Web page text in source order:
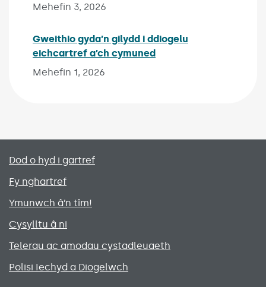
Mehefin 3, 2026
Gweithio gyda’n gilydd i ddiogelu
eichcartref a’ch cymuned
Mehefin 1, 2026
Primary footer menu
Dod o hyd i gartref
Fy nghartref
Ymunwch â’n tîm!
Cysylltu â ni
Telerau ac amodau cystadleuaeth
Polisi Iechyd a Diogelwch